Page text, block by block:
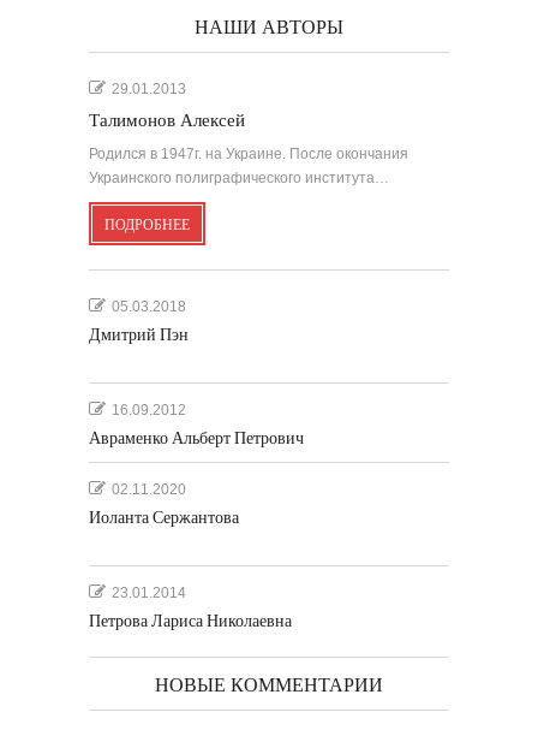
НАШИ АВТОРЫ
29.01.2013
Талимонов Алексей
Родился в 1947г. на Украине. После окончания
Украинского полиграфического института…
ПОДРОБНЕЕ
05.03.2018
Дмитрий Пэн
16.09.2012
Авраменко Альберт Петрович
02.11.2020
Иоланта Сержантова
23.01.2014
Петрова Лариса Николаевна
НОВЫЕ КОММЕНТАРИИ